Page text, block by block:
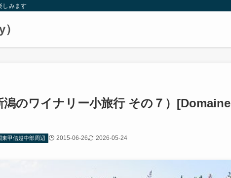
しみます
潟のワイナリー小旅行 その７）[Domaine
東甲信越中部周辺 2015-06-26 2026-05-24